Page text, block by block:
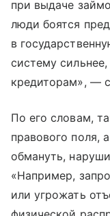
при выдаче
люди боятся
в
систему
кредиторам», —
По его словам,
правового поля,
обмануть,
«Например,
или угрожать